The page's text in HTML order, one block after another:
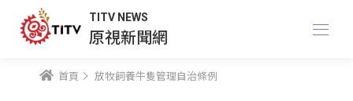
TITV NEWS
原視新聞網
首頁 放牧飼養牛隻管理自治條例